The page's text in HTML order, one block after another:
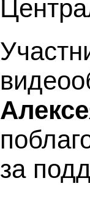
за